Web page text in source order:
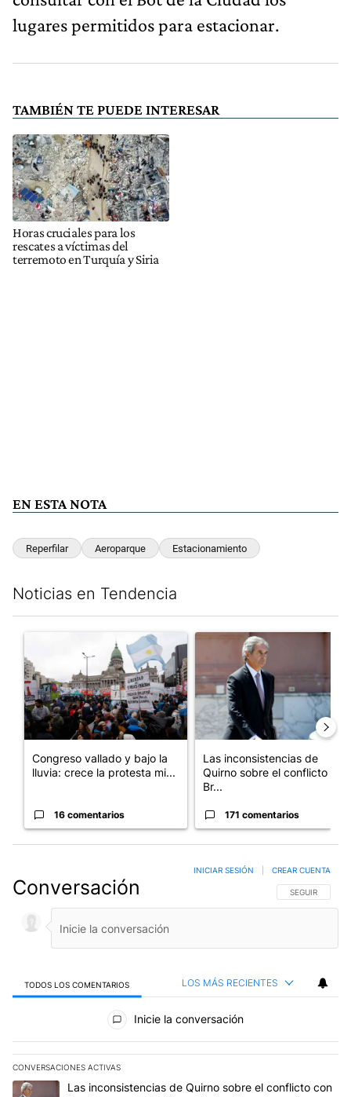
lugares permitidos para estacionar.
TAMBIÉN TE PUEDE INTERESAR
Horas cruciales para los
rescates a víctimas del
terremoto en Turquía y Siria
EN ESTA NOTA
Reperfilar Aeroparque Estacionamiento
Noticias en Tendencia
Un artículo de tendencia con el título "Congreso vallado y
Congreso vallado y bajo la
lluvia: crece la protesta mi...
16 comentarios
Un artículo de tendencia con
Las inconsistencias de
Quirno sobre el conflicto con
Br...
171 comentarios
Conversación SIGA ESTA
SEGUIR
INICIAR SESIÓN CREAR CUENTA
TODOS LOS COMENTARIOS LOS MÁS RECIENTES
Todos los comentarios
Inicie la conversación
CONVERSACIONES ACTIVAS
Este listado muestra los artículos con más comentarios en los
Un artículo de tendencia con el título "Las inconsistencias de
Las inconsistencias de Quirno sobre el conflicto con